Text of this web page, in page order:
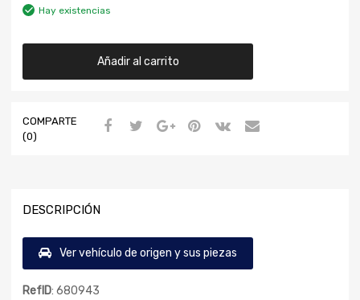
Hay existencias
Añadir al carrito
COMPARTE
(0)
DESCRIPCIÓN
Ver vehículo de origen y sus piezas
RefID: 680943